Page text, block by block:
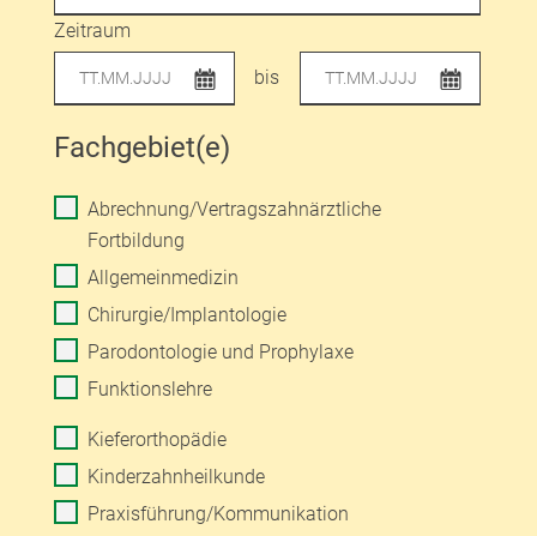
Zeitraum
bis
Fachgebiet(e)
Abrechnung/Vertragszahnärztliche
Fortbildung
Allgemeinmedizin
Chirurgie/Implantologie
Parodontologie und Prophylaxe
Funktionslehre
Kieferorthopädie
Kinderzahnheilkunde
Praxisführung/Kommunikation